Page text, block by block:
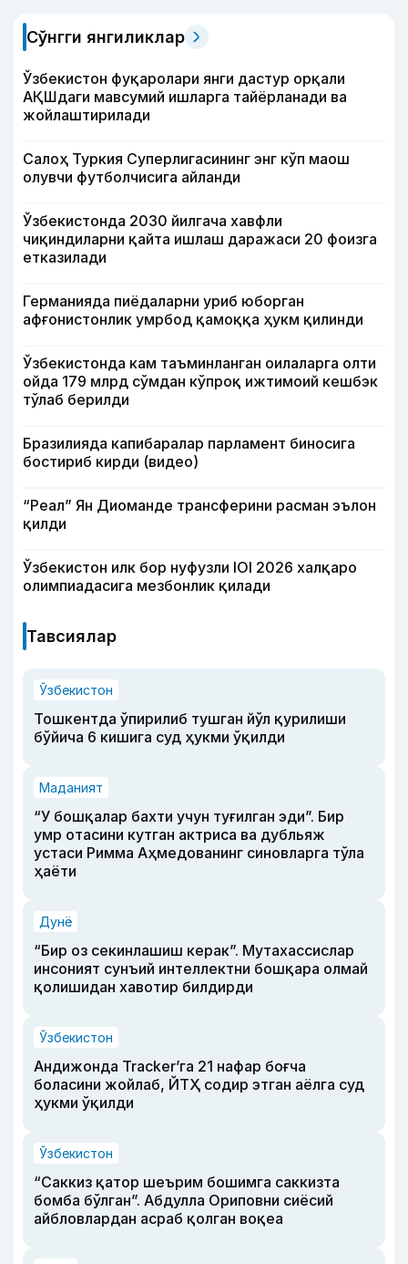
Сўнгги янгиликлар
Ўзбекистон фуқаролари янги дастур орқали
АҚШдаги мавсумий ишларга тайёрланади ва
жойлаштирилади
Салоҳ Туркия Суперлигасининг энг кўп маош
олувчи футболчисига айланди
Ўзбекистонда 2030 йилгача хавфли
чиқиндиларни қайта ишлаш даражаси 20 фоизга
етказилади
Германияда пиёдаларни уриб юборган
афғонистонлик умрбод қамоққа ҳукм қилинди
Ўзбекистонда кам таъминланган оилаларга олти
ойда 179 млрд сўмдан кўпроқ ижтимоий кешбэк
тўлаб берилди
Бразилияда капибаралар парламент биносига
бостириб кирди (видео)
“Реал” Ян Диоманде трансферини расман эълон
қилди
Ўзбекистон илк бор нуфузли IOI 2026 халқаро
олимпиадасига мезбонлик қилади
Тавсиялар
Ўзбекистон
Тошкентда ўпирилиб тушган йўл қурилиши
бўйича 6 кишига суд ҳукми ўқилди
Маданият
“У бошқалар бахти учун туғилган эди”. Бир
умр отасини кутган актриса ва дубльяж
устаси Римма Аҳмедованинг синовларга тўла
ҳаёти
Дунё
“Бир оз секинлашиш керак”. Мутахассислар
инсоният сунъий интеллектни бошқара олмай
қолишидан хавотир билдирди
Ўзбекистон
Андижонда Tracker’га 21 нафар боғча
боласини жойлаб, ЙТҲ содир этган аёлга суд
ҳукми ўқилди
Ўзбекистон
“Саккиз қатор шеърим бошимга саккизта
бомба бўлган”. Абдулла Ориповни сиёсий
айбловлардан асраб қолган воқеа